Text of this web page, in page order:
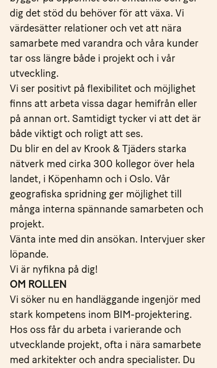
dig det stöd du behöver för att växa. Vi
värdesätter relationer och vet att nära
samarbete med varandra och våra kunder
tar oss längre både i projekt och i vår
utveckling.
Vi ser positivt på flexibilitet och möjlighet
finns att arbeta vissa dagar hemifrån eller
på annan ort. Samtidigt tycker vi att det är
både viktigt och roligt att ses.
Du blir en del av Krook & Tjäders starka
nätverk med cirka 300 kollegor över hela
landet, i Köpenhamn och i Oslo. Vår
geografiska spridning ger möjlighet till
många interna spännande samarbeten och
projekt.
Vänta inte med din ansökan. Intervjuer sker
löpande.
Vi är nyfikna på dig!
OM ROLLEN
Vi söker nu en handläggande ingenjör med
stark kompetens inom BIM-projektering.
Hos oss får du arbeta i varierande och
utvecklande projekt, ofta i nära samarbete
med arkitekter och andra specialister. Du